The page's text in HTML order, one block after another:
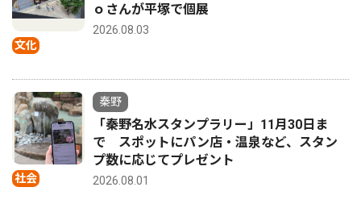
文化
ｏさんが平塚で個展
2026.08.03
社会
秦野
「秦野名水スタンプラリー」11月30日ま
で スポットにパン店・温泉など、スタン
プ数に応じてプレゼント
2026.08.01